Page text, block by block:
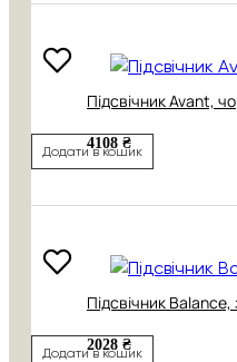
Підсвічник Avant,
4108 ₴
Додати в кошик
Підсвічник Balance,
2028 ₴
Додати в кошик